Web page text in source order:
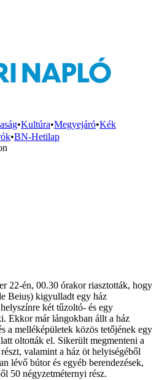
•Kultúra•Megyejáró•Kék
•BN-Hetilap
22-én, 00.30 órakor riasztották, hogy
Beiuș) kigyulladt egy ház
két tűzoltó- és egy
Ekkor már lángokban állt a ház
a melléképületek közös tetőjének egy
oltották el. Sikerült megmenteni a
valamint a ház öt helyiségéből
lévő bútor és egyéb berendezések,
50 négyzetméternyi rész.